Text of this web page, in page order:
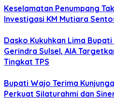
Keselamatan Penumpang
Investigasi KM Mutiara
Dasko Kukuhkan Lima
Gerindra Sulsel, AIA
Tingkat TPS
Bupati Wajo Terima
Perkuat Silaturahmi dan